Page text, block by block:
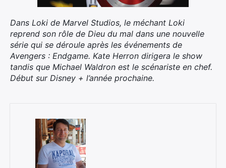
Dans Loki de Marvel Studios, le méchant Loki
reprend son rôle de Dieu du mal dans une nouvelle
série qui se déroule après les événements de
Avengers : Endgame. Kate Herron dirigera le show
tandis que Michael Waldron est le scénariste en chef.
Début sur Disney + l’année prochaine.